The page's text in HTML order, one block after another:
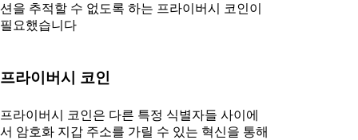
션을 추적할 수 없도록 하는 프라이버시 코인이
필요했습니다
프라이버시 코인
프라이버시 코인은 다른 특정 식별자들 사이에
서 암호화 지갑 주소를 가릴 수 있는 혁신을 통해